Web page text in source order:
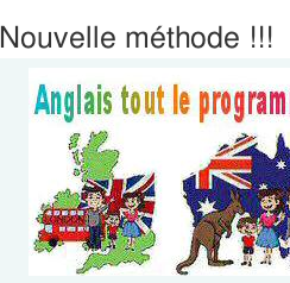
Nouvelle méthode !!!